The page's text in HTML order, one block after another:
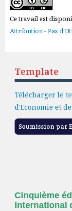
Ce travail est
Attribution - Pas
Template
Télécharger le
d'Economie et
Soumission par
Cinquième
International